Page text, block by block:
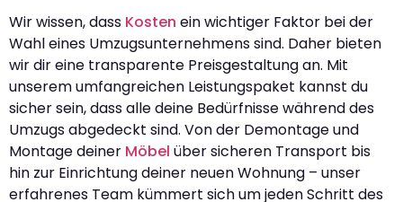
Wir wissen, dass Kosten ein wichtiger Faktor bei der
Wahl eines Umzugsunternehmens sind. Daher bieten
wir dir eine transparente Preisgestaltung an. Mit
unserem umfangreichen Leistungspaket kannst du
sicher sein, dass alle deine Bedürfnisse während des
Umzugs abgedeckt sind. Von der Demontage und
Montage deiner Möbel über sicheren Transport bis
hin zur Einrichtung deiner neuen Wohnung – unser
erfahrenes Team kümmert sich um jeden Schritt des